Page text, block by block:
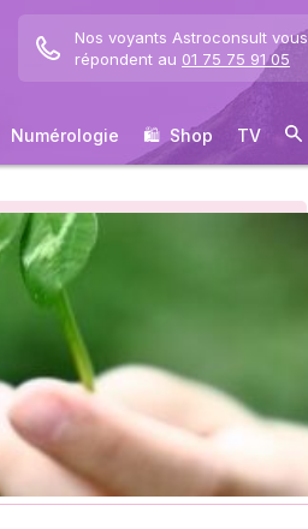
Nos voyants Astroconsult vous
répondent au 01 75 75 91 05
Numérologie 🛍 ️ Shop TV